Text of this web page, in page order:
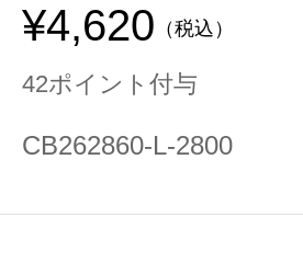
¥4,620 （税込）
42ポイント付与
CB262860-L-2800